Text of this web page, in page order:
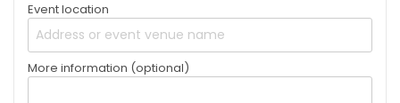
Event location
More information (optional)